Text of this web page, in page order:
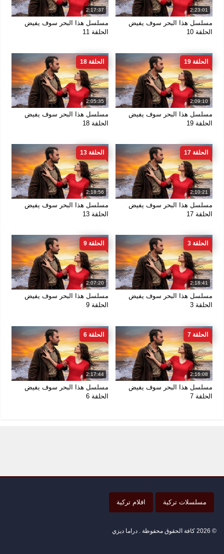
2:23:01
مسلسل هذا البحر سوف يفيض
الحلقة 10
2:17:37
مسلسل هذا البحر سوف يفيض
الحلقة 11
2:09:10
الحلقة 19
مسلسل هذا البحر سوف يفيض
الحلقة 19
2:05:35
الحلقة 18
مسلسل هذا البحر سوف يفيض
الحلقة 18
2:10:21
الحلقة 17
مسلسل هذا البحر سوف يفيض
الحلقة 17
2:18:56
الحلقة 13
مسلسل هذا البحر سوف يفيض
الحلقة 13
2:18:41
الحلقة 3
مسلسل هذا البحر سوف يفيض
الحلقة 3
2:07:20
الحلقة 9
مسلسل هذا البحر سوف يفيض
الحلقة 9
2:16:08
الحلقة 7
مسلسل هذا البحر سوف يفيض
الحلقة 7
2:17:44
الحلقة 6
مسلسل هذا البحر سوف يفيض
الحلقة 6
مسلسلات تركية افلام تركية
© 2026 كافة الحقوق محفوظة . دراما ديزي